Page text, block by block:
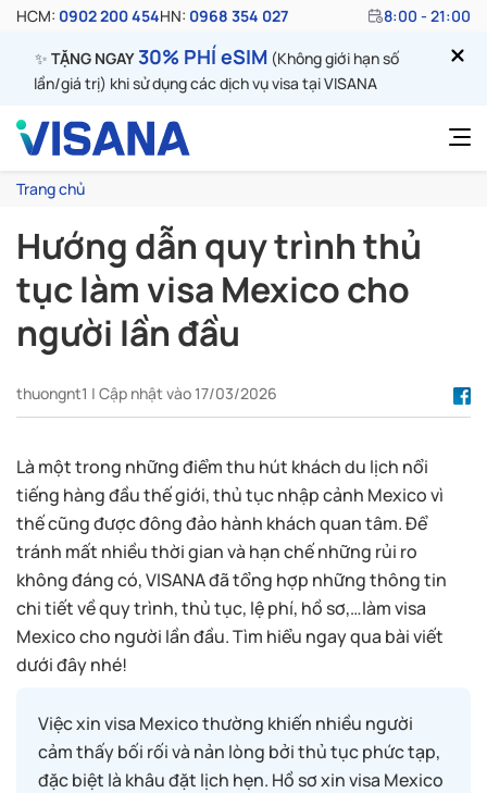
HCM: 0902 200 454HN: 0968 354 027 8:00 - 21:00
✨ TẶNG NGAY30% PHÍ eSIM (Không giới hạn số
lần/giá trị) khi sử dụng các dịch vụ visa tại VISANA
Trang chủ
Hướng dẫn quy trình thủ
tục làm visa Mexico cho
người lần đầu
thuongnt1 | Cập nhật vào 17/03/2026
Là một trong những điểm thu hút khách du lịch nổi
tiếng hàng đầu thế giới, thủ tục nhập cảnh Mexico vì
thế cũng được đông đảo hành khách quan tâm. Để
tránh mất nhiều thời gian và hạn chế những rủi ro
không đáng có, VISANA đã tổng hợp những thông tin
chi tiết về quy trình, thủ tục, lệ phí, hồ sơ,…làm visa
Mexico cho người lần đầu. Tìm hiểu ngay qua bài viết
dưới đây nhé!
Việc xin visa Mexico thường khiến nhiều người
cảm thấy bối rối và nản lòng bởi thủ tục phức tạp,
đặc biệt là khâu đặt lịch hẹn. Hồ sơ xin visa Mexico